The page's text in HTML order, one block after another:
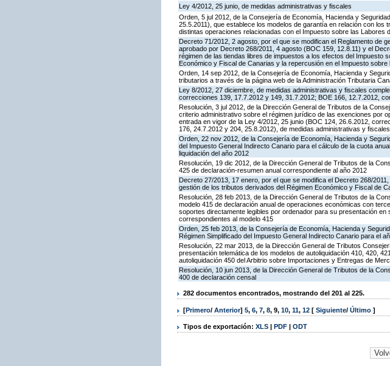
Ley 4/2012, 25 junio, de medidas administrativas y fiscales
Orden, 5 jul 2012, de la Consejería de Economía, Hacienda y
25.5.2011), que establece los modelos de garantía en relación con
distintas operaciones relacionadas con el Impuesto sobre las Labores
Decreto 71/2012, 2 agosto, por el que se modifican el Reglamento de
aprobado por Decreto 268/2011, 4 agosto (BOC 159, 12.8.11) y el
régimen de las tiendas libres de impuestos a los efectos del Impuesto
Económico y Fiscal de Canarias y la repercusión en el Impuesto sobre
Orden, 14 sep 2012, de la Consejería de Economía, Hacienda y
tributarios a través de la página web de la Administración Tributaria
Ley 8/2012, 27 diciembre, de medidas administrativas y fiscales
correcciones 139, 17.7.2012 y 149, 31.7.2012; BOE 166, 12.7.2012,
Resolución, 3 jul 2012, de la Dirección General de Tributos de la
criterio administrativo sobre el régimen jurídico de las exenciones por
entrada en vigor de la Ley 4/2012, 25 junio (BOC 124, 26.6.2012,
176, 24.7.2012 y 204, 25.8.2012), de medidas administrativas y fiscales
Orden, 22 nov 2012, de la Consejería de Economía, Hacienda y
del Impuesto General Indirecto Canario para el cálculo de la cuota
liquidación del año 2012
Resolución, 19 dic 2012, de la Dirección General de Tributos de la
425 de declaración-resumen anual correspondiente al año 2012
Decreto 27/2013, 17 enero, por el que se modifica el Decreto 268/
gestión de los tributos derivados del Régimen Económico y Fiscal de
Resolución, 28 feb 2013, de la Dirección General de Tributos de la
modelo 415 de declaración anual de operaciones económicas con
soportes directamente legibles por ordenador para su presentación
correspondientes al modelo 415
Orden, 25 feb 2013, de la Consejería de Economía, Hacienda y
Régimen Simplificado del Impuesto General Indirecto Canario para el
Resolución, 22 mar 2013, de la Dirección General de Tributos
presentación telemática de los modelos de autoliquidación 410, 420,
autoliquidación 450 del Arbitrio sobre Importaciones y Entregas de
Resolución, 10 jun 2013, de la Dirección General de Tributos de la
400 de declaración censal
282 documentos encontrados, mostrando del 201 al 225.
[Primero/ Anterior] 5, 6, 7, 8, 9, 10, 11, 12 [ Siguiente/ Último ]
Tipos de exportación: XLS | PDF | ODT